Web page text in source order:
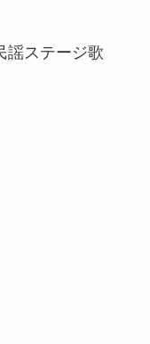
謡ステージ歌